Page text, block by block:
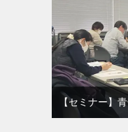
【セミナー】